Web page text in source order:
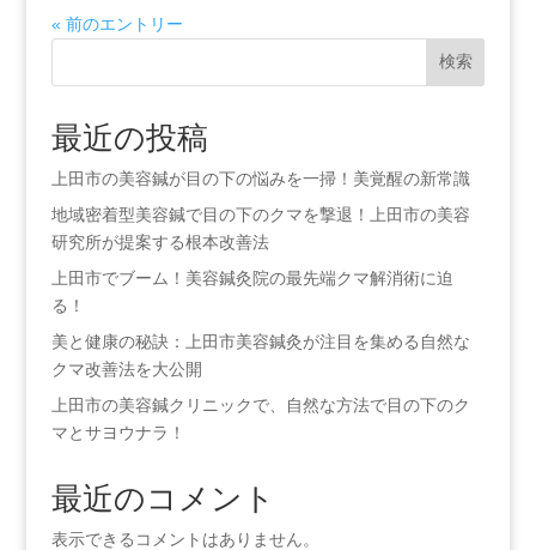
« 前のエントリー
検索
最近の投稿
上田市の美容鍼が目の下の悩みを一掃！美覚醒の新常識
地域密着型美容鍼で目の下のクマを撃退！上田市の美容
研究所が提案する根本改善法
上田市でブーム！美容鍼灸院の最先端クマ解消術に迫
る！
美と健康の秘訣：上田市美容鍼灸が注目を集める自然な
クマ改善法を大公開
上田市の美容鍼クリニックで、自然な方法で目の下のク
マとサヨウナラ！
最近のコメント
表示できるコメントはありません。